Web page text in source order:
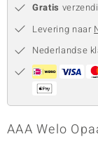
Gratis
Levering naar
Nederlandse
AAA Welo